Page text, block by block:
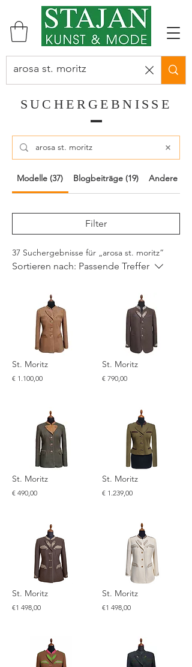
SUCHERGEBNISSE
Modelle (37) Blogbeiträge (19) Andere
Filter
37 Suchergebnisse für „arosa st. moritz“
Sortieren nach: Passende Treffer
St. Moritz
€ 1.100,00
St. Moritz
€ 790,00
St. Moritz
€ 490,00
St. Moritz
€ 1.239,00
St. Moritz
€1 498,00
St. Moritz
€1 498,00